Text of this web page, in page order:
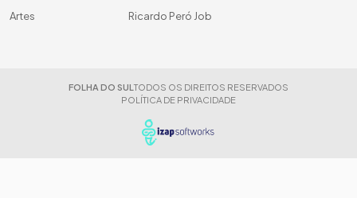
Artes
Ricardo Peró Job
FOLHA DO SUL TODOS OS DIREITOS RESERVADOS
POLÍTICA DE PRIVACIDADE